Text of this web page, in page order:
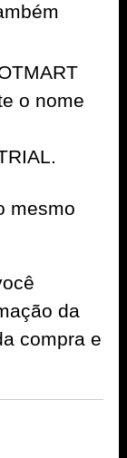
o nome
mesmo
da
compra e